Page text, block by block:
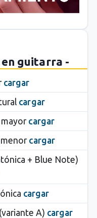
en guitarra -
cargar
cargar
mayor cargar
menor cargar
+ Blue Note)
cargar
A) cargar